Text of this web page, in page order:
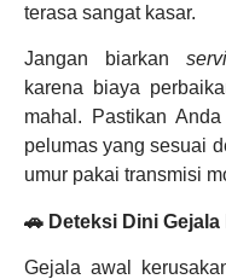
terasa sangat kasar.
Jangan biarkan
karena biaya
mahal. Pastikan
pelumas yang sesuai
umur pakai transmisi
🚗 Deteksi Dini
Gejala awal